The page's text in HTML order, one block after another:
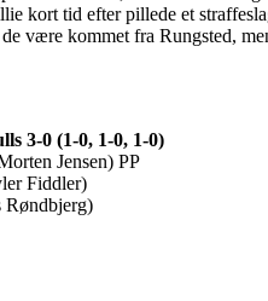
kort tid efter pillede et
være kommet fra Rungsted,
3-0 (1-0, 1-0, 1-0)
Jensen) PP
Fiddler)
Røndbjerg)